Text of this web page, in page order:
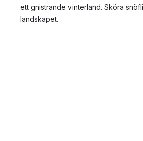
ett gnistrande vinterland. Sköra
landskapet.